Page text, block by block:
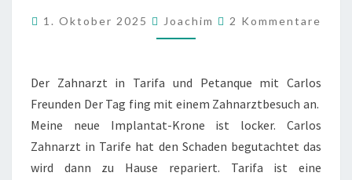
FRANKREICH
8
1. Oktober 2025 Joachim Kommentare
2 Kommentare
Der Zahnarzt in Tarifa und Petanque mit Carlos
Freunden Der Tag fing mit einem Zahnarztbesuch an.
Meine neue Implantat-Krone ist locker. Carlos
Zahnarzt in Tarife hat den Schaden begutachtet das
wird dann zu Hause repariert. Tarifa ist eine